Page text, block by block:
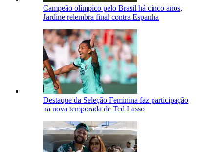
Campeão olímpico pelo Brasil há cinco anos,
Jardine relembra final contra Espanha
Destaque da Seleção Feminina faz participação
na nova temporada de Ted Lasso